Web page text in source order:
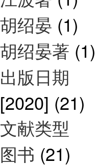
胡绍晏 (1)
胡绍晏著 (1)
出版日期
[2020] (21)
文献类型
图书 (21)